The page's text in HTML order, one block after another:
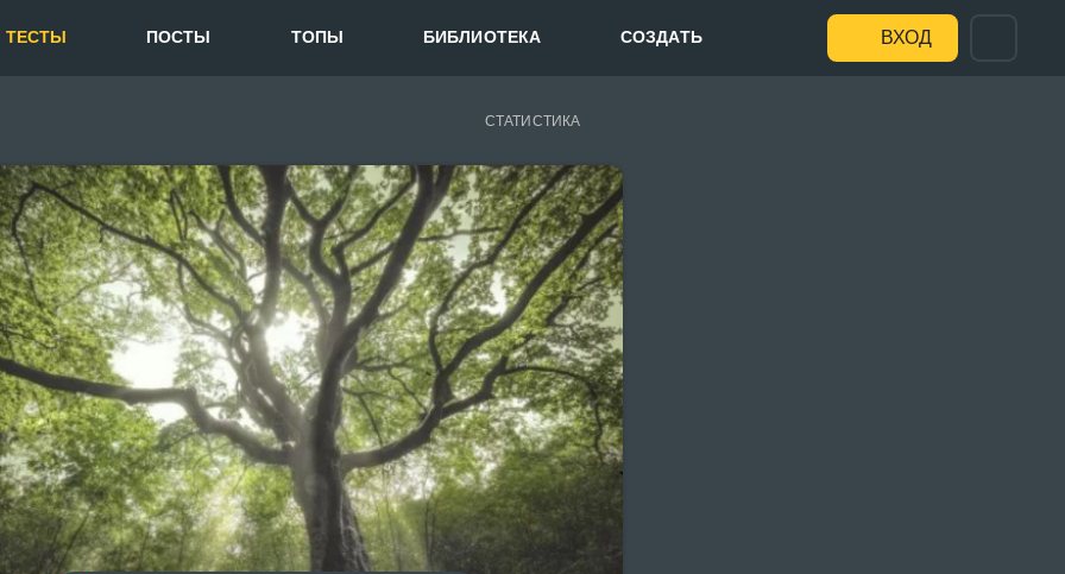
ТЕСТЫ ПОСТЫ ТОПЫ БИБЛИОТЕКА СОЗДАТЬ ВХОД
СТАТИСТИКА